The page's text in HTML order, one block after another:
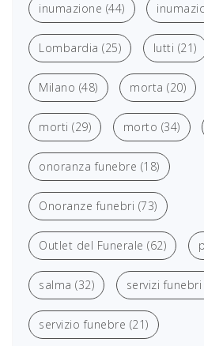
inumazione (44)
Lombardia (25) lutti (21)
Milano (48) morta (20)
morti (29) morto (34)
onoranza funebre (18)
Onoranze funebri (73)
Outlet del Funerale (62)
salma (32) servizi funebri
servizio funebre (21)